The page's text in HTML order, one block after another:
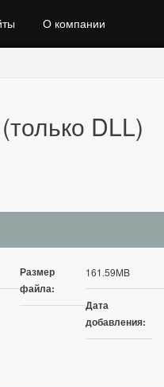
О компании
DLL)
Размер
файла:
161.59MB
Дата
добавления: